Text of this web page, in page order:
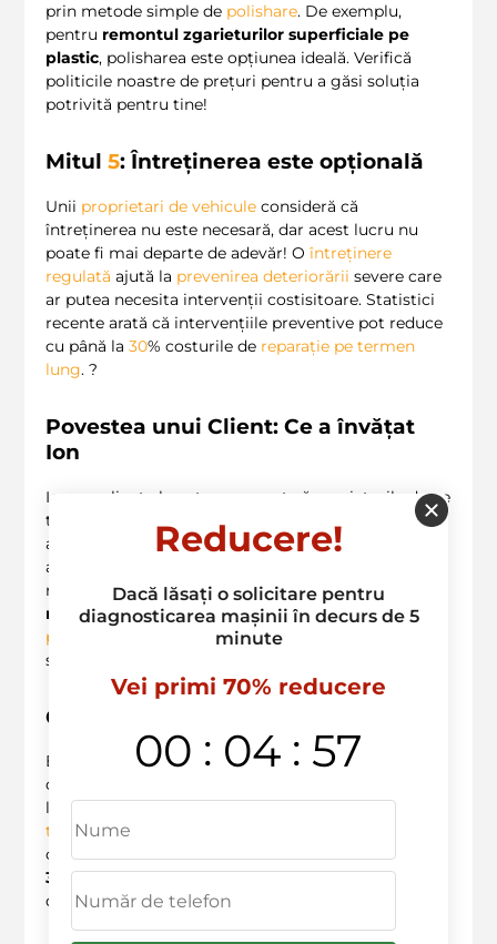
prin metode simple de polishare. De exemplu,
pentru remontul zgarieturilor superficiale pe
plastic, polisharea este opțiunea ideală. Verifică
politicile noastre de prețuri pentru a găsi soluția
potrivită pentru tine!
Mitul 5: Întreținerea este opțională
Unii proprietari de vehicule consideră că
întreținerea nu este necesară, dar acest lucru nu
poate fi mai departe de adevăr! O întreținere
regulată ajută la prevenirea deteriorării severe care
ar putea necesita intervenții costisitoare. Statistici
recente arată că intervențiile preventive pot reduce
cu până la 30% costurile de reparație pe termen
lung. ?
Povestea unui Client: Ce a învățat
Ion
Ion, un client al nostru, a crezut că zgarieturile de pe
torpedo nu reprezintă o mare problemă. După ce a
aflat că acest lucru poate afecta și valoarea mașinii,
a decis să vină la noi pentru o evaluare. Specialistii
noștri i-au explicat că soluția potrivită este un
remont al zgarieturilor plasticului autocu
polishare
, iar rezultatul a fost uimitor! Acum se
simte mândru de mașina lui și de decizia luată. ?✨
Concluzie
Este esențial să ne informăm corect înainte de a lua
decizii privind
lăsa miturile să te împiedice să investești în
mașina
ta
. Dacă ai întrebări sau vrei să programi o
consultație, nu ezita să ne contactezi! Sună-ne la
373 603 36 236și pregătește-te pentru o experiență
de
service auto de calitate superioară
Reducere!
Dacă lăsați o solicitare pentru
diagnosticarea mașinii în decurs de 5
minute
Vei primi 70% reducere
00 : 04 : 56